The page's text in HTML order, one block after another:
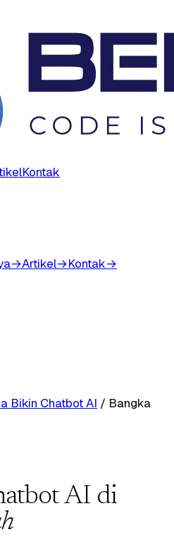
Kontak
→Artikel→Kontak→
Bikin Chatbot AI / Bangka
AI di